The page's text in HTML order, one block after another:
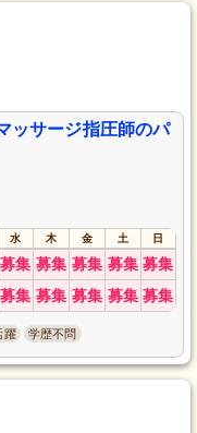
ッサージ指圧師のパ
水 木 金 土 日
募集 募集 募集 募集 募集
募集 募集 募集 募集 募集
躍 学歴不問